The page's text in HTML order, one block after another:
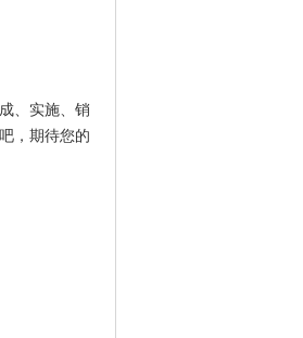
、实施、销
，期待您的